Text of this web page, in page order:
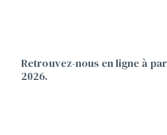
Retrouvez-nous en ligne à
2026.